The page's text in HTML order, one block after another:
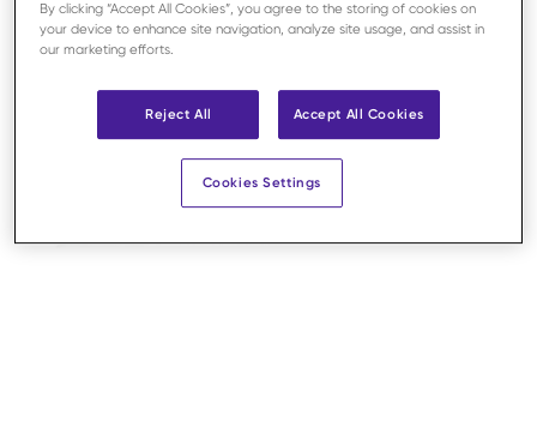
By clicking “Accept All Cookies”, you agree to the storing of cookies on
your device to enhance site navigation, analyze site usage, and assist in
our marketing efforts.
Reject All Accept All Cookies
Cookies Settings